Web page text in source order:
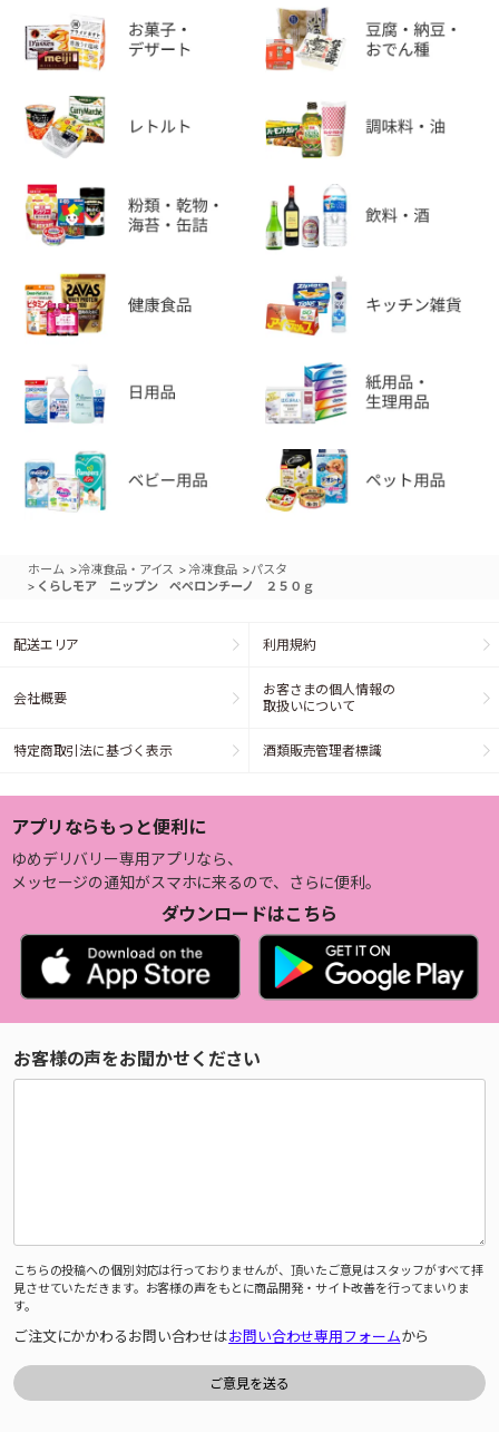
ホーム >冷凍食品・アイス > 冷凍食品 >パスタ
> くらしモア ニップン ペペロンチーノ ２５０ｇ
配送エリア 利用規約
会社概要
お客さまの個人情報の
取扱いについて
特定商取引法に基づく表示 酒類販売管理者標識
アプリならもっと便利に
ゆめデリバリー専用アプリなら、
メッセージの通知がスマホに来るので、さらに便利。
ダウンロードはこちら
お客様の声をお聞かせください
こちらの投稿への個別対応は行っておりませんが、頂いたご意見はスタッフがすべて拝
見させていただきます。お客様の声をもとに商品開発・サイト改善を行ってまいりま
す。
ご注文にかかわるお問い合わせはお問い合わせ専用フォームから